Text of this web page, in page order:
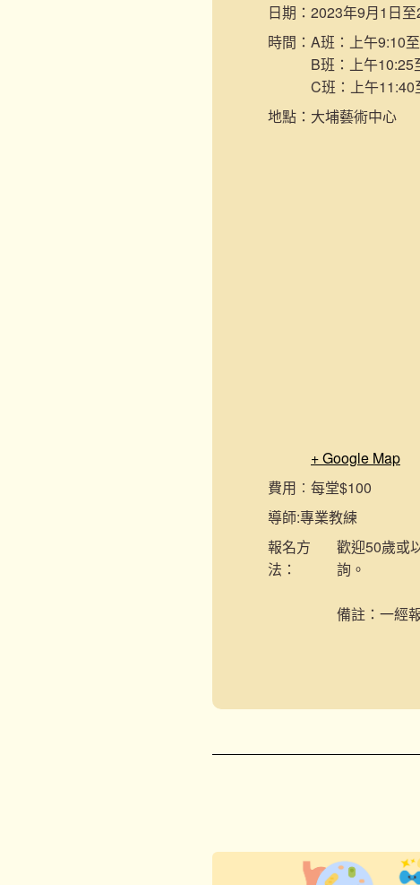
日期： 2023年9月1日
時間： A班：上午9:10
B班：上午10:25
C班：上午11:40
地點： 大埔藝術中心
+ Google Map
費用︰ 每堂$100
導師:專業教練
報名方
法：
歡迎50歲或
詢。
備註：一經